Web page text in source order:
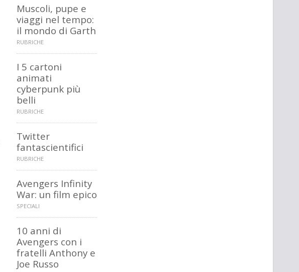
Muscoli, pupe e
viaggi nel tempo:
il mondo di Garth
RUBRICHE
I 5 cartoni
animati
cyberpunk più
belli
RUBRICHE
Twitter
fantascientifici
RUBRICHE
Avengers Infinity
War: un film epico
SPECIALI
10 anni di
Avengers con i
fratelli Anthony e
Joe Russo